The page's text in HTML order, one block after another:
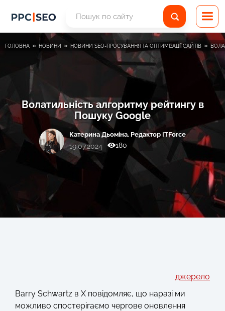
ГОЛОВНА » НОВИНИ » НОВИНИ SEO-ПРОСУВАННЯ ТА ОПТИМІЗАЦІЇ САЙТІВ »
Волатильність алгоритму рейтингу в
Пошуку Google
Катерина Дьоміна. Редактор ITForce
19.07.2024 180
джерело
Barry Schwartz в X повідомляє, що наразі ми
можливо спостерігаємо чергове оновлення